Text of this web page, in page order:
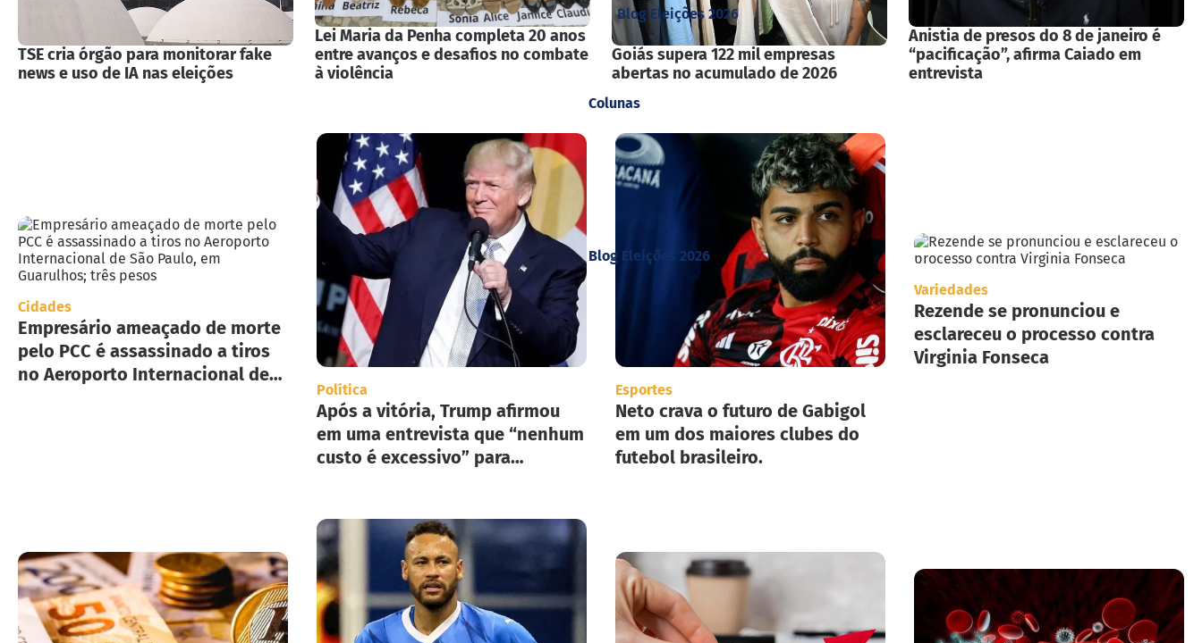
Blog Eleições 2026
Colunas
Blog Eleições 2026
TSE cria órgão para monitorar fake
news e uso de IA nas eleições
Lei Maria da Penha completa 20 anos
entre avanços e desafios no combate
à violência
Goiás supera 122 mil empresas
abertas no acumulado de 2026
Anistia de presos do 8 de janeiro é
“pacificação”, afirma Caiado em
entrevista
Cidades
Empresário ameaçado de morte
pelo PCC é assassinado a tiros
no Aeroporto Internacional de
Política
Após a vitória, Trump afirmou
em uma entrevista que “nenhum
custo é excessivo” para
Estados Unidos.
Esportes
Neto crava o futuro de Gabigol
em um dos maiores clubes do
futebol brasileiro.
Variedades
Rezende se pronunciou e
esclareceu o processo contra
Virginia Fonseca